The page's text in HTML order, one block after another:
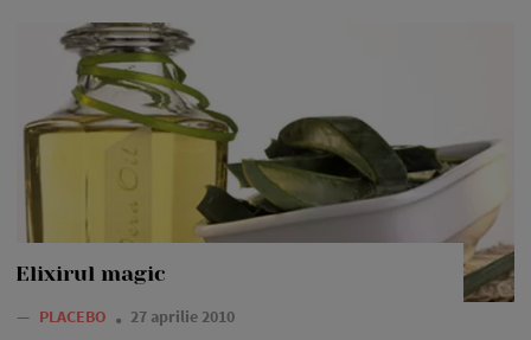
Elixirul magic
— PLACEBO 27 aprilie 2010